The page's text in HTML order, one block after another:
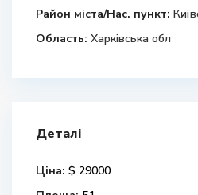
Район міста/Нас. пункт:
Область: Харківська обл
Деталі
Ціна: $ 29000